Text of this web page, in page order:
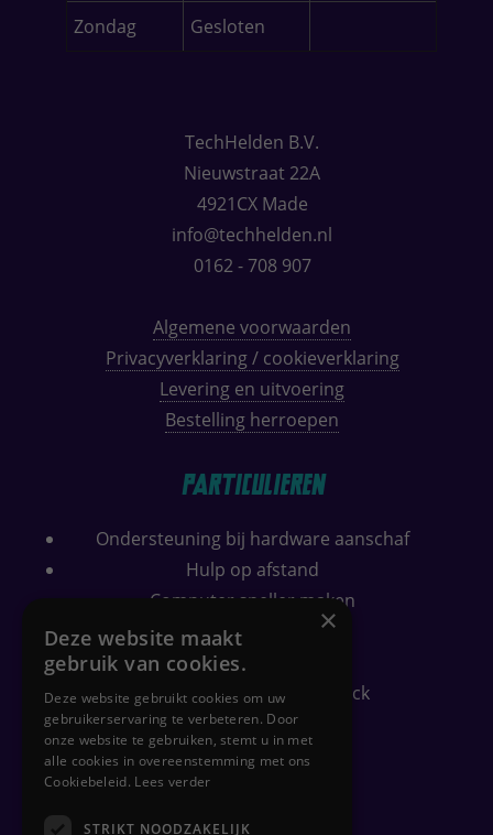
Zondag Gesloten
TechHelden B.V.
Nieuwstraat 22A
4921CX Made
info@techhelden.nl
0162 - 708 907
Algemene voorwaarden
Privacyverklaring / cookieverklaring
Levering en uitvoering
Bestelling herroepen
Particulieren
Ondersteuning bij hardware aanschaf
Hulp op afstand
Computer sneller maken
Wifi bereik verbeteren
Security check
Gratis PC-gezondheidscheck
Zakelijk
Flexplekken inrichten
×
Deze website maakt
gebruik van cookies.
Deze website gebruikt cookies om uw
gebruikerservaring te verbeteren. Door
onze website te gebruiken, stemt u in met
alle cookies in overeenstemming met ons
Cookiebeleid. Lees verder
STRIKT NOODZAKELIJK